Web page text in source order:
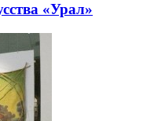
«Урал»